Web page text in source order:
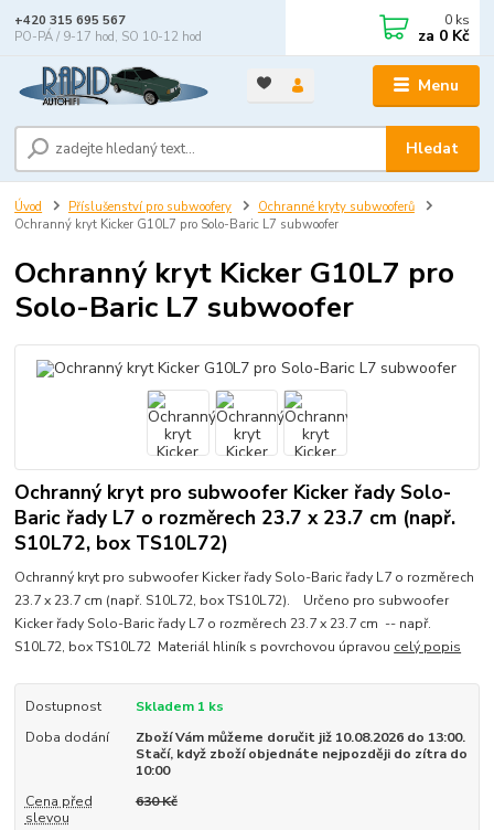
Menu
Hledat
+420 315 695 567
PO-PÁ / 9-17 hod, SO 10-12 hod
0 ks
za 0 Kč
Úvod Příslušenství pro subwoofery
Ochranné kryty subwooferů
Ochranný kryt Kicker G10L7 pro Solo-Baric L7 subwoofer
Ochranný kryt Kicker G10L7 pro
Solo-Baric L7 subwoofer
Ochranný kryt pro subwoofer Kicker řady Solo-
Baric řady L7 o rozměrech 23.7 x 23.7 cm (např.
S10L72, box TS10L72)
Ochranný kryt pro subwoofer Kicker řady Solo-Baric řady L7 o rozměrech
23.7 x 23.7 cm (např. S10L72, box TS10L72). Určeno pro subwoofer
Kicker řady Solo-Baric řady L7 o rozměrech 23.7 x 23.7 cm -- např.
S10L72, box TS10L72 Materiál hliník s povrchovou úpravou celý popis
Dostupnost
Skladem 1 ks
Doba dodání
Zboží Vám můžeme doručit již 10.08.2026 do 13:00.
Stačí, když zboží objednáte nejpozději do zítra do
10:00
Cena před
slevou
630 Kč